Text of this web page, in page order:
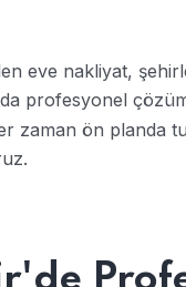
eve nakliyat,
profesyonel
zaman ön planda